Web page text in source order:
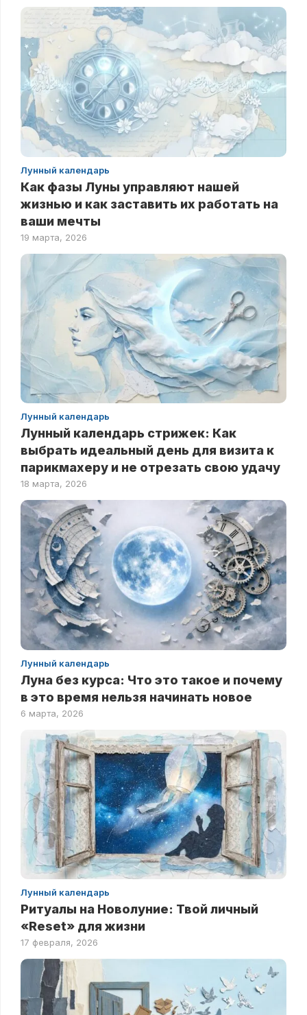
Лунный календарь
Как фазы Луны управляют нашей
жизнью и как заставить их работать на
ваши мечты
19 марта, 2026
Лунный календарь
Лунный календарь стрижек: Как
выбрать идеальный день для визита к
парикмахеру и не отрезать свою удачу
18 марта, 2026
Лунный календарь
Луна без курса: Что это такое и почему
в это время нельзя начинать новое
6 марта, 2026
Лунный календарь
Ритуалы на Новолуние: Твой личный
«Reset» для жизни
17 февраля, 2026